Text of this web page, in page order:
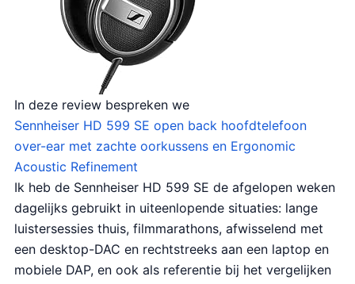
In deze review bespreken we
Sennheiser HD 599 SE open back hoofdtelefoon
over-ear met zachte oorkussens en Ergonomic
Acoustic Refinement
Ik heb de Sennheiser HD 599 SE de afgelopen weken
dagelijks gebruikt in uiteenlopende situaties: lange
luistersessies thuis, filmmarathons, afwisselend met
een desktop-DAC en rechtstreeks aan een laptop en
mobiele DAP, en ook als referentie bij het vergelijken